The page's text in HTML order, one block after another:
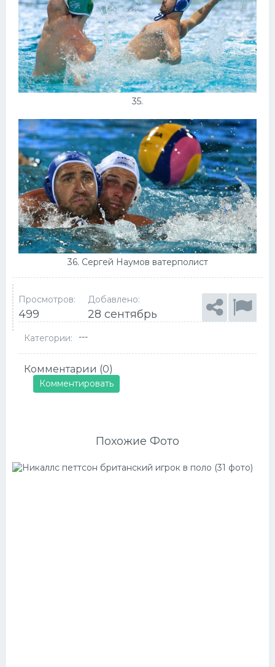
35.
36. Сергей Наумов ватерполист
Просмотров:
499
Добавлено:
28 сентябрь
Категории: ---
Комментарии (0)
Комментировать
Похожие Фото